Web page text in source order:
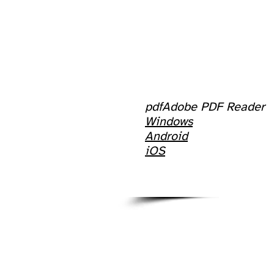
pdfAdobe PDF Reader
Windows
Android
iOS